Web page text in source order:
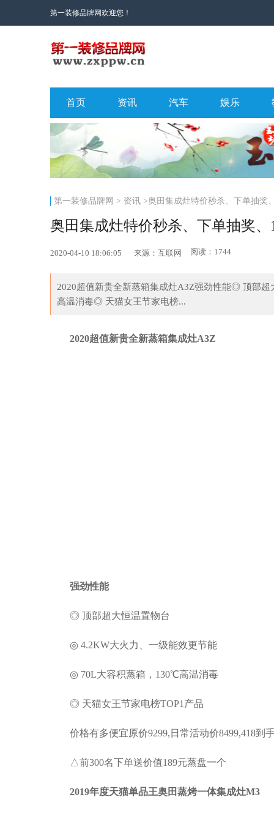
第一装修品牌网欢迎您！
首页 资讯 汽车 娱乐
第一装修品牌网 > 资讯>奥田集成灶特价秒杀、下单抽奖
奥田集成灶特价秒杀、下单抽奖
2020-04-10 18:06:05 来源：互联网 阅读：1744
2020超值新贵全新蒸箱集成灶A3Z强劲性能◎ 顶部
高温消毒◎ 天猫女王节家电榜...
2020超值新贵全新蒸箱集成灶A3Z
强劲性能
◎ 顶部超大恒温置物台
◎ 4.2KW大火力、一级能效更节能
◎ 70L大容积蒸箱，130℃高温消毒
◎ 天猫女王节家电榜TOP1产品
价格有多便宜原价9299,日常活动价8499,418到
△前300名下单送价值189元蒸盘一个
2019年度天猫单品王奥田蒸烤一体集成灶M3
子 这四个月的银行